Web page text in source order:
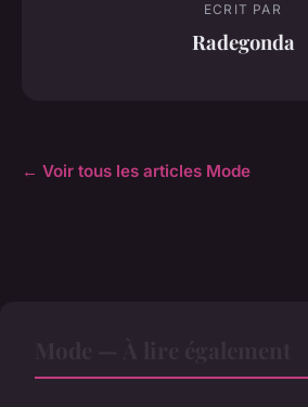
ECRIT PAR
Radegonda
← Voir tous les articles Mode